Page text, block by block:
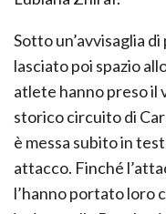
Sotto un’avvisaglia
lasciato poi spazio
atlete hanno preso il
storico circuito di
è messa subito in
attacco. Finché
l’hanno portato loro